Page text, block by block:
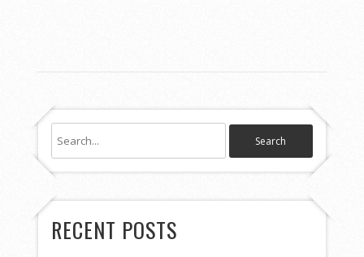
RECENT POSTS